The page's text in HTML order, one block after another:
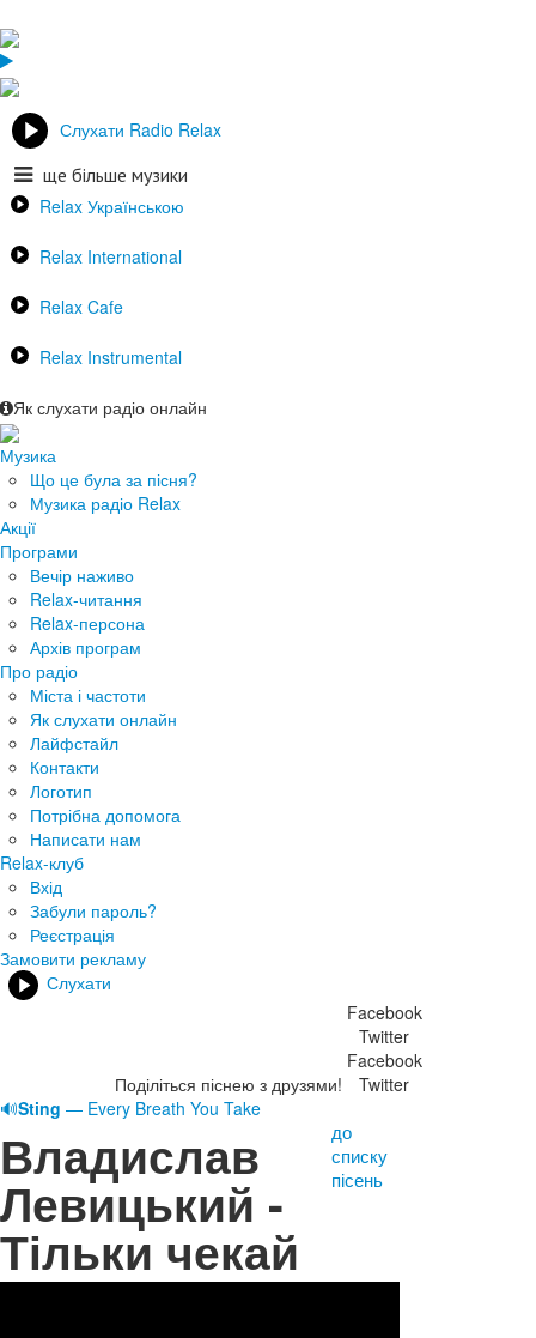
Слухати Radio Relax
ще більше музики
Relax Українською
Relax International
Relax Cafe
Relax Instrumental
Як слухати радіо онлайн
Музика
Що це була за пісня?
Музика радіо Relax
Акції
Програми
Вечір наживо
Relax-читання
Relax-персона
Архів програм
Про радіо
Міста і частоти
Як слухати онлайн
Лайфстайл
Контакти
Логотип
Потрібна допомога
Написати нам
Relax-клуб
Вхід
Забули пароль?
Реєстрація
Замовити рекламу
Слухати
Поділіться піснею з друзями!
Facebook
Twitter
Facebook
Twitter
🔊Sting — Every Breath You Take
Владислав
Левицький -
Тільки чекай
до
списку
пісень